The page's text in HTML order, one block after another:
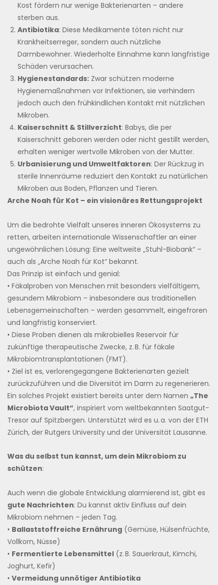
Kost fördern nur wenige Bakterienarten – andere
sterben aus.
Antibiotika: Diese Medikamente töten nicht nur
Krankheitserreger, sondern auch nützliche
Darmbewohner. Wiederholte Einnahme kann langfristige
Schäden verursachen.
Hygienestandards: Zwar schützen moderne
Hygienemaßnahmen vor Infektionen, sie verhindern
jedoch auch den frühkindlichen Kontakt mit nützlichen
Mikroben.
Kaiserschnitt & Stillverzicht: Babys, die per
Kaiserschnitt geboren werden oder nicht gestillt werden,
erhalten weniger wertvolle Mikroben von der Mutter.
Urbanisierung und Umweltfaktoren: Der Rückzug in
sterile Innenräume reduziert den Kontakt zu natürlichen
Mikroben aus Boden, Pflanzen und Tieren.
Arche Noah für Kot – ein visionäres Rettungsprojekt
Um die bedrohte Vielfalt unseres inneren Ökosystems zu
retten, arbeiten internationale Wissenschaftler an einer
ungewöhnlichen Lösung: Eine weltweite „Stuhl-Biobank“ –
auch als „Arche Noah für Kot“ bekannt.
Das Prinzip ist einfach und genial:
• Fäkalproben von Menschen mit besonders vielfältigem,
gesundem Mikrobiom – insbesondere aus traditionellen
Lebensgemeinschaften – werden gesammelt, eingefroren
und langfristig konserviert.
• Diese Proben dienen als mikrobielles Reservoir für
zukünftige therapeutische Zwecke, z. B. für fäkale
Mikrobiomtransplantationen (FMT).
• Ziel ist es, verlorengegangene Bakterienarten gezielt
zurückzuführen und die Diversität im Darm zu regenerieren.
Ein solches Projekt existiert bereits unter dem Namen „The
Microbiota Vault“, inspiriert vom weltbekannten Saatgut-
Tresor auf Spitzbergen. Unterstützt wird es u. a. von der ETH
Zürich, der Rutgers University und der Universität Lausanne.
Was du selbst tun kannst, um dein Mikrobiom zu
schützen:
Auch wenn die globale Entwicklung alarmierend ist, gibt es
gute Nachrichten: Du kannst aktiv Einfluss auf dein
Mikrobiom nehmen – jeden Tag.
• Ballaststoffreiche Ernährung (Gemüse, Hülsenfrüchte,
Vollkorn, Nüsse)
• Fermentierte Lebensmittel (z. B. Sauerkraut, Kimchi,
Joghurt, Kefir)
• Vermeidung unnötiger Antibiotika